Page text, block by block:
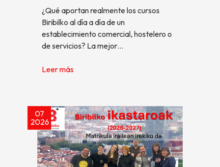
¿Qué aportan realmente los cursos
Biribilko al día a día de un
establecimiento comercial, hostelero o
de servicios? La mejor…
Leer más
07
2026